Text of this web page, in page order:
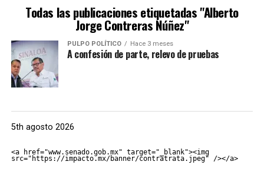
Todas las publicaciones etiquetadas "Alberto
Jorge Contreras Núñez"
PULPO POLÍTICO Hace 3 meses
A confesión de parte, relevo de pruebas
5th agosto 2026
<a href="www.senado.gob.mx" target="_blank"><img
src="https://impacto.mx/banner/contratrata.jpeg" /></a>